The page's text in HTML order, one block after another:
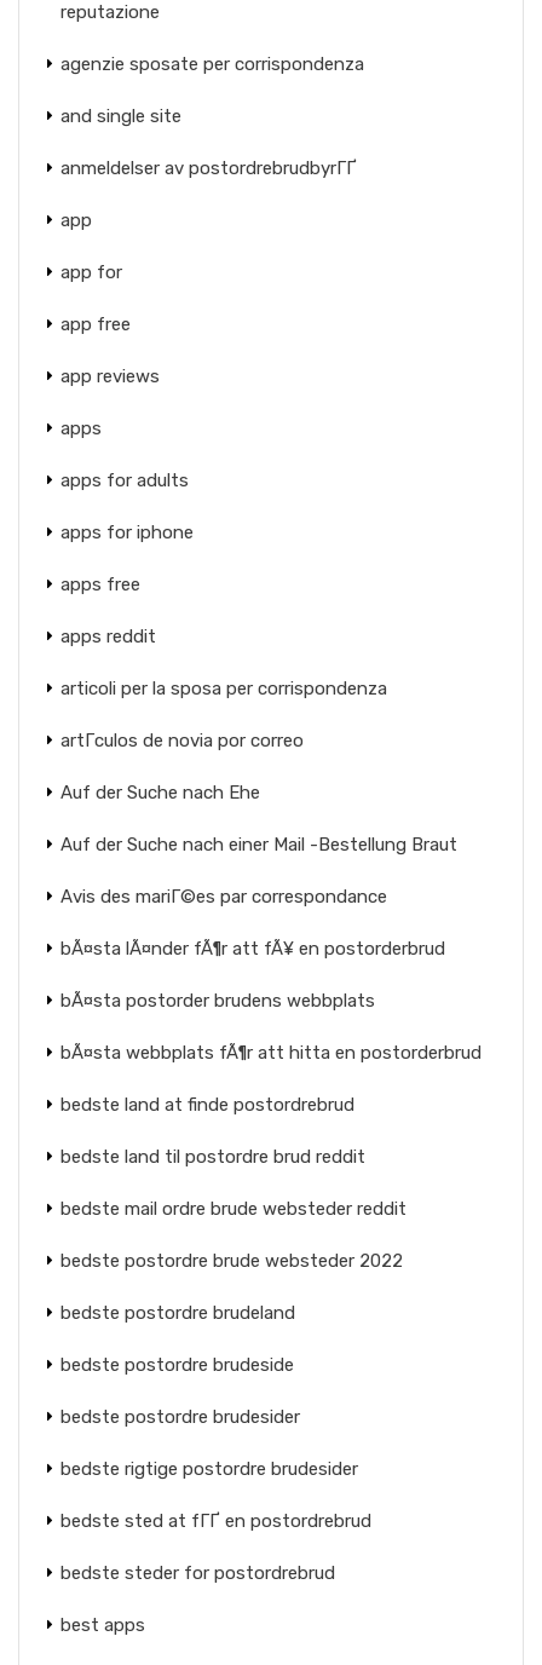
reputazione
agenzie sposate per corrispondenza
and single site
anmeldelser av postordrebrudbyrГҐ
app
app for
app free
app reviews
apps
apps for adults
apps for iphone
apps free
apps reddit
articoli per la sposa per corrispondenza
artГ­culos de novia por correo
Auf der Suche nach Ehe
Auf der Suche nach einer Mail -Bestellung Braut
Avis des mariГ©es par correspondance
bÃ¤sta lÃ¤nder fÃ¶r att fÃ¥ en postorderbrud
bÃ¤sta postorder brudens webbplats
bÃ¤sta webbplats fÃ¶r att hitta en postorderbrud
bedste land at finde postordrebrud
bedste land til postordre brud reddit
bedste mail ordre brude websteder reddit
bedste postordre brude websteder 2022
bedste postordre brudeland
bedste postordre brudeside
bedste postordre brudesider
bedste rigtige postordre brudesider
bedste sted at fГҐ en postordrebrud
bedste steder for postordrebrud
best apps